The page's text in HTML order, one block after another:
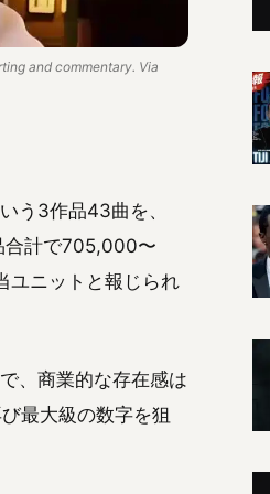
and commentary. Via
う3作品43曲を、
合計で705,000〜
ニットと報じられ
、商業的な存在感は
最大級の数字を狙